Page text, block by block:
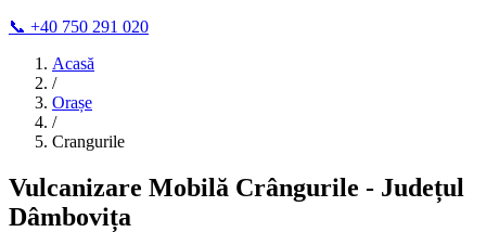
📞 +40 750 291 020
Acasă
/
Orașe
/
Crangurile
Vulcanizare Mobilă Crângurile - Județul
Dâmbovița